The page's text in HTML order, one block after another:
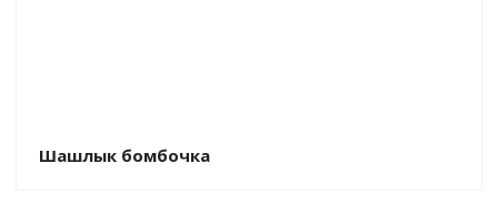
Шашлык бомбочка